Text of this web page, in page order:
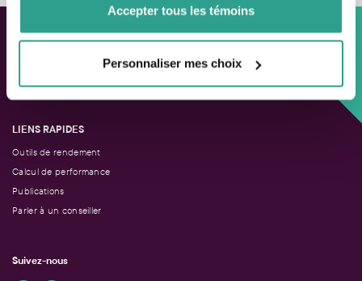
Accepter tous les témoins
Personnaliser mes choix
Approche personnalisée,
Solutions adaptées.
LIENS RAPIDES
Outils de rendement
Calcul de performance
Publications
Parler à un conseiller
Suivez-nous